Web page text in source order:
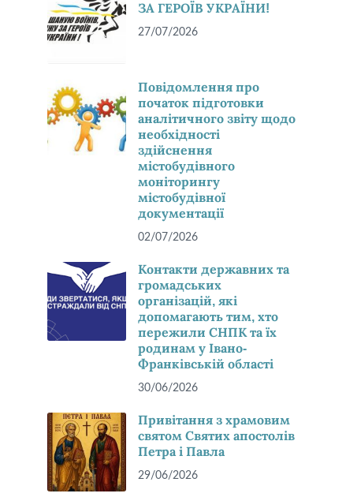
ЗА ГЕРОЇВ УКРАЇНИ!
27/07/2026
Повідомлення про
початок підготовки
аналітичного звіту щодо
необхідності
здійснення
містобудівного
моніторингу
містобудівної
документації
02/07/2026
Контакти державних та
громадських
організацій, які
допомагають тим, хто
пережили СНПК та їх
родинам у Івано-
Франківській області
30/06/2026
Привітання з храмовим
святом Святих апостолів
Петра і Павла
29/06/2026